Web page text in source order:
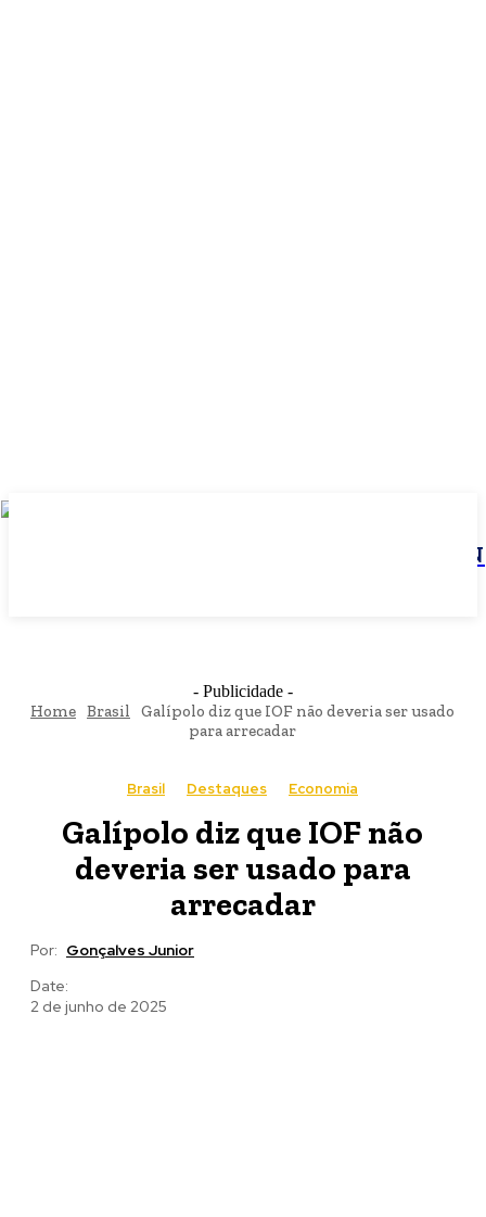
JBN
- Publicidade -
Home Brasil
Galípolo diz que IOF não deveria ser usado
para arrecadar
Brasil Destaques Economia
Galípolo diz que IOF não
deveria ser usado para
arrecadar
Por: Gonçalves Junior
Date:
2 de junho de 2025